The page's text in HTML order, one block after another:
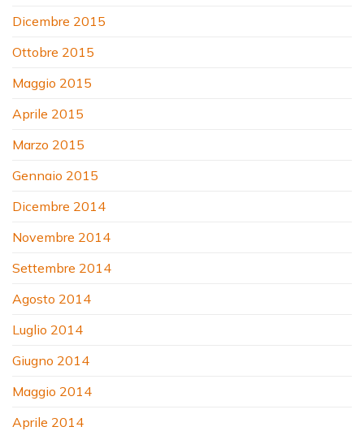
Dicembre 2015
Ottobre 2015
Maggio 2015
Aprile 2015
Marzo 2015
Gennaio 2015
Dicembre 2014
Novembre 2014
Settembre 2014
Agosto 2014
Luglio 2014
Giugno 2014
Maggio 2014
Aprile 2014